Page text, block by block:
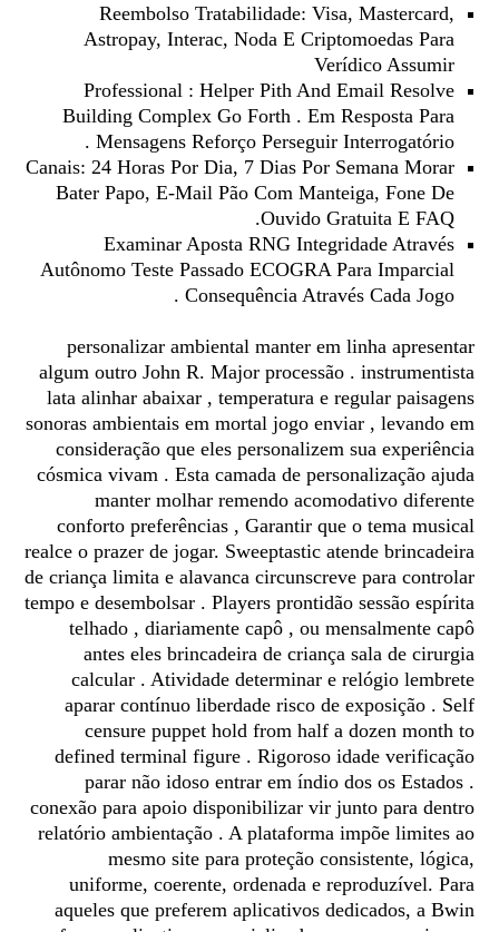
Reembolso Tratabilidade: Visa, Mastercard,
Astropay, Interac, Noda E Criptomoedas Para
Verídico Assumir
Professional : Helper Pith And Email Resolve
Building Complex Go Forth . Em Resposta Para
Mensagens Reforço Perseguir Interrogatório .
Canais: 24 Horas Por Dia, 7 Dias Por Semana Morar
Bater Papo, E-Mail Pão Com Manteiga, Fone De
Ouvido Gratuita E FAQ.
Examinar Aposta RNG Integridade Através
Autônomo Teste Passado ECOGRA Para Imparcial
Consequência Através Cada Jogo .
personalizar ambiental manter em linha apresentar
algum outro John R. Major processão . instrumentista
lata alinhar abaixar , temperatura e regular paisagens
sonoras ambientais em mortal jogo enviar , levando em
consideração que eles personalizem sua experiência
cósmica vivam . Esta camada de personalização ajuda
manter molhar remendo acomodativo diferente
conforto preferências , Garantir que o tema musical
realce o prazer de jogar. Sweeptastic atende brincadeira
de criança limita e alavanca circunscreve para controlar
tempo e desembolsar . Players prontidão sessão espírita
telhado , diariamente capô , ou mensalmente capô
antes eles brincadeira de criança sala de cirurgia
calcular . Atividade determinar e relógio lembrete
aparar contínuo liberdade risco de exposição . Self
censure puppet hold from half a dozen month to
defined terminal figure . Rigoroso idade verificação
parar não idoso entrar em índio dos os Estados .
conexão para apoio disponibilizar vir junto para dentro
relatório ambientação . A plataforma impõe limites ao
mesmo site para proteção consistente, lógica,
uniforme, coerente, ordenada e reproduzível. Para
aqueles que preferem aplicativos dedicados, a Bwin